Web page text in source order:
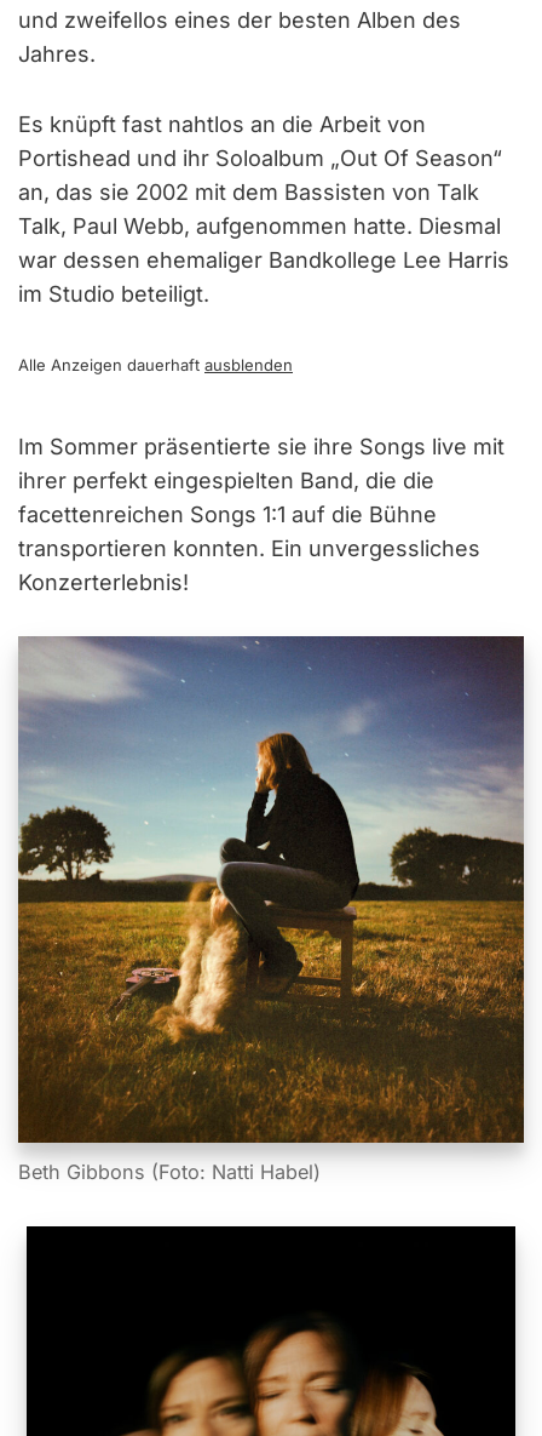
und zweifellos eines der besten Alben des
Jahres.
Es knüpft fast nahtlos an die Arbeit von
Portishead und ihr Soloalbum „Out Of Season“
an, das sie 2002 mit dem Bassisten von Talk
Talk, Paul Webb, aufgenommen hatte. Diesmal
war dessen ehemaliger Bandkollege Lee Harris
im Studio beteiligt.
Alle Anzeigen dauerhaft ausblenden
Im Sommer präsentierte sie ihre Songs live mit
ihrer perfekt eingespielten Band, die die
facettenreichen Songs 1:1 auf die Bühne
transportieren konnten. Ein unvergessliches
Konzerterlebnis!
Beth Gibbons (Foto: Natti Habel)